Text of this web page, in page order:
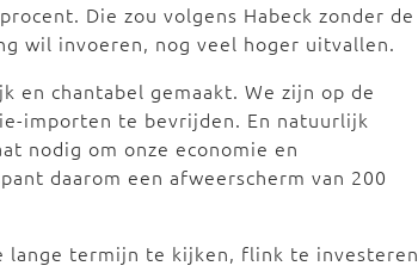
Die zou volgens Habeck zonder de
wil invoeren, nog veel hoger uitvallen.
en chantabel gemaakt. We zijn op de
importen te bevrijden. En natuurlijk
nodig om onze economie en
daarom een afweerscherm van 200
lange termijn te kijken, flink te investeren